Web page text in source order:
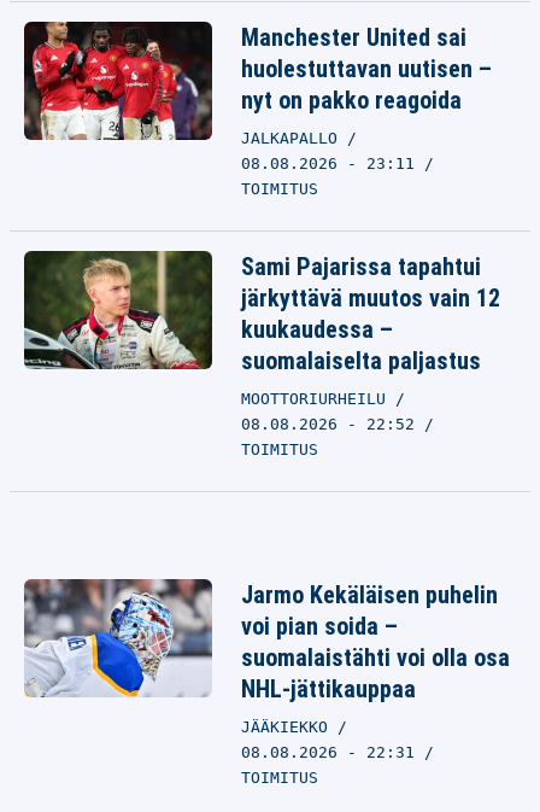
Manchester United sai
huolestuttavan uutisen –
nyt on pakko reagoida
JALKAPALLO
08.08.2026 - 23:11
TOIMITUS
Sami Pajarissa tapahtui
järkyttävä muutos vain 12
kuukaudessa –
suomalaiselta paljastus
MOOTTORIURHEILU
08.08.2026 - 22:52
TOIMITUS
Jarmo Kekäläisen puhelin
voi pian soida –
suomalaistähti voi olla osa
NHL-jättikauppaa
JÄÄKIEKKO
08.08.2026 - 22:31
TOIMITUS